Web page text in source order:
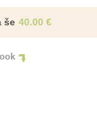
še 40.00 €